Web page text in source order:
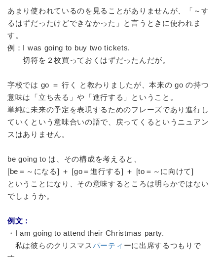
あまり使われているのを見ることがありませんが、「～す
るはずだったけどできなかった」と言うときに使われま
す。
例：I was going to buy two tickets.
切符を２枚買っておくはずだったんだが。
字校では go ＝ 行く と教わりましたが、本来の go の持つ
意味は「立ち去る」や「進行する」ということ。
単純に未来の予定を表現するためのフレーズであり進行し
ていくという意味合いの語で、戻ってくるというニュアン
スはありません。
be going to は、その構成を考えると、
[be＝～になる] ＋ [go＝進行する] ＋ [to＝～に向けて]
ということになり、その意味するところは明らかではない
でしょうか。
例文：
・I am going to attend their Christmas party.
私は彼らのクリスマスパーティ ーに出席するつもりで